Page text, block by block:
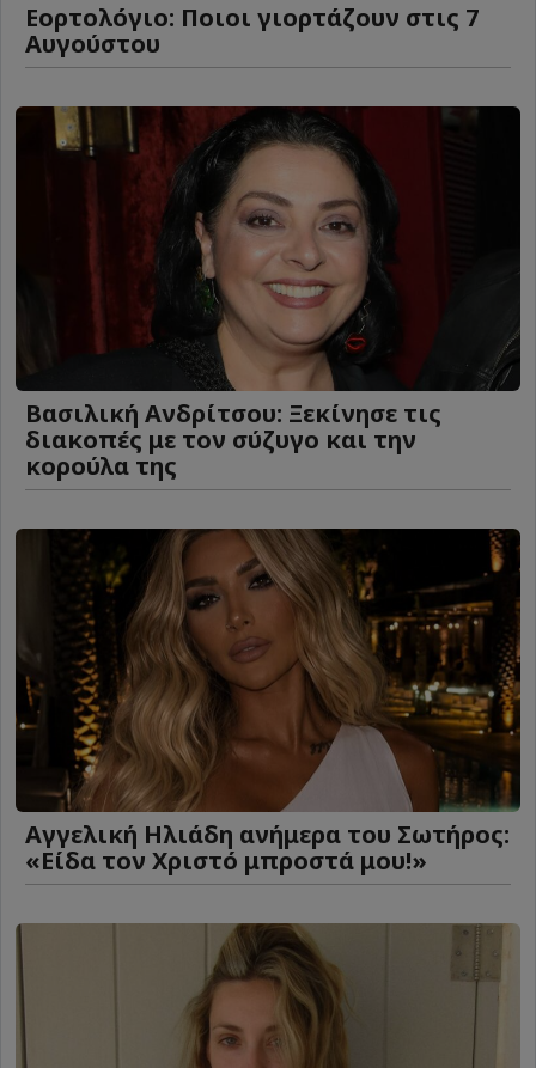
Εορτολόγιο: Ποιοι γιορτάζουν στις 7
Αυγούστου
Βασιλική Ανδρίτσου: Ξεκίνησε τις
διακοπές με τον σύζυγο και την
κορούλα της
Αγγελική Ηλιάδη ανήμερα του Σωτήρος:
«Είδα τον Χριστό μπροστά μου!»